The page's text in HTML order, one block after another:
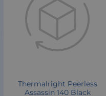
Thermalright Peerless
Assassin 140 Black